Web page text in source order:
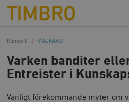
Timbro
Rapport VÄLFÄRD
Varken banditer
Entreister i
Vanligt förekommande myter om